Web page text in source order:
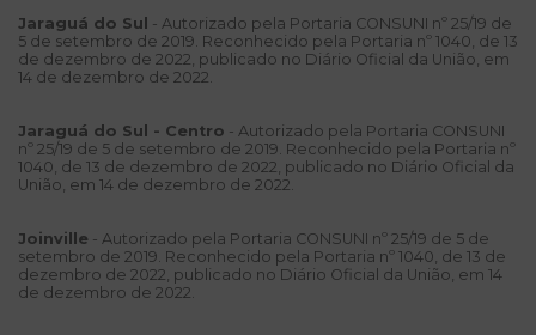
Jaraguá do Sul - Autorizado pela Portaria CONSUNI nº 25/19 de
5 de setembro de 2019. Reconhecido pela Portaria nº 1040, de 13
de dezembro de 2022, publicado no Diário Oficial da União, em
14 de dezembro de 2022.
Jaraguá do Sul - Centro - Autorizado pela Portaria CONSUNI
nº 25/19 de 5 de setembro de 2019. Reconhecido pela Portaria nº
1040, de 13 de dezembro de 2022, publicado no Diário Oficial da
União, em 14 de dezembro de 2022.
Joinville - Autorizado pela Portaria CONSUNI nº 25/19 de 5 de
setembro de 2019. Reconhecido pela Portaria nº 1040, de 13 de
dezembro de 2022, publicado no Diário Oficial da União, em 14
de dezembro de 2022.